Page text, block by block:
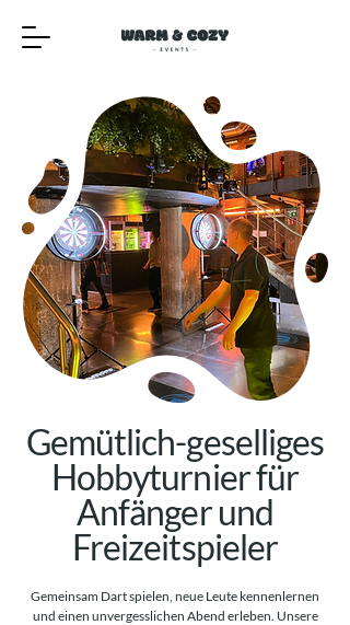
Gemütlich-geselliges
Hobbyturnier für
Anfänger und
Freizeitspieler
Gemeinsam Dart spielen, neue Leute kennenlernen
und einen unvergesslichen Abend erleben.​ Unsere